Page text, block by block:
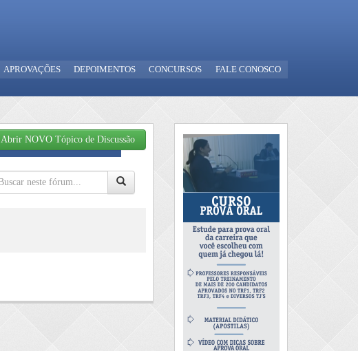
APROVAÇÕES DEPOIMENTOS CONCURSOS FALE CONOSCO
Abrir NOVO Tópico de Discussão